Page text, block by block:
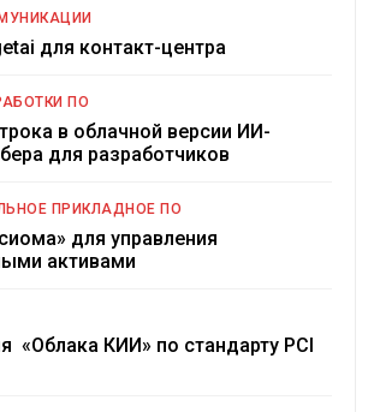
для контакт-центра
ПО
в облачной версии ИИ-
для разработчиков
ПРИКЛАДНОЕ ПО
для управления
активами
«Облака КИИ» по стандарту PCI